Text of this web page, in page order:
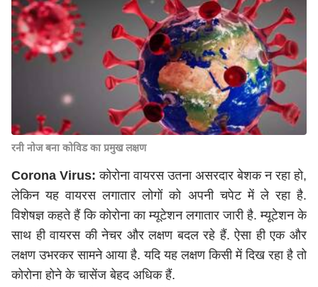
रनी नोज बना कोविड का प्रमुख लक्षण
Corona Virus: कोरोना वायरस उतना असरदार बेशक न रहा हो,
लेकिन यह वायरस लगातार लोगों को अपनी चपेट में ले रहा है.
विशेषज्ञ कहते हैं कि कोरोना का म्यूटेशन लगातार जारी है. म्यूटेशन के
साथ ही वायरस की नेचर और लक्षण बदल रहे हैं. ऐसा ही एक और
लक्षण उभरकर सामने आया है. यदि यह लक्षण किसी में दिख रहा है तो
कोरोना होने के चासेंज बेहद अधिक हैं.